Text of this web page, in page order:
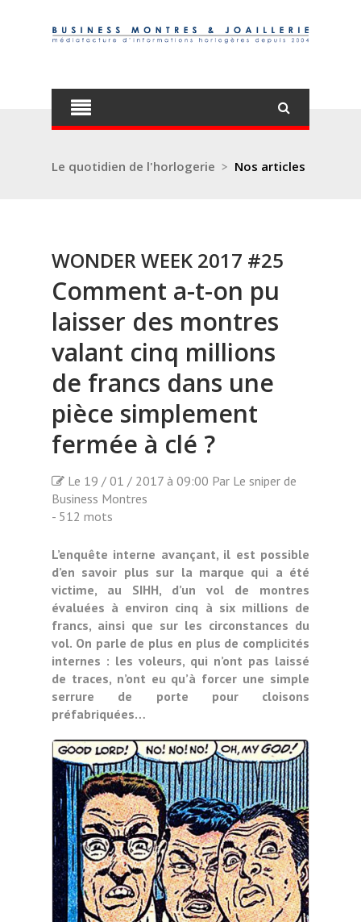
Le quotidien de l'horlogerie > Nos articles
WONDER WEEK 2017 #25
Comment a-t-on pu
laisser des montres
valant cinq millions
de francs dans une
pièce simplement
fermée à clé ?
Le 19 / 01 / 2017 à 09:00 Par Le sniper de
Business Montres
- 512 mots
L’enquête interne avançant, il est possible
d’en savoir plus sur la marque qui a été
victime, au SIHH, d’un vol de montres
évaluées à environ cinq à six millions de
francs, ainsi que sur les circonstances du
vol. On parle de plus en plus de complicités
internes : les voleurs, qui n’ont pas laissé
de traces, n’ont eu qu’à forcer une simple
serrure de porte pour cloisons
préfabriquées…